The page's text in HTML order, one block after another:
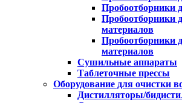
Пробоотборники
Пробоотборники
материалов
Пробоотборники
материалов
Сушильные аппараты
Таблеточные прессы
Оборудование для очистки
Дистилляторы/